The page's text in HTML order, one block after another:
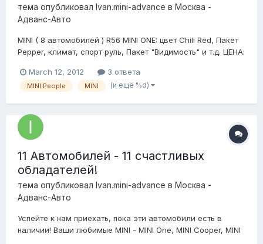
тема опубликовал Ivan.mini-advance в Москва -
Адванс-Авто
MINI ( 8 автомобилей ) R56 MINI ONE: цвет Chili Red, Пакет
Pepper, климат, спорт руль, Пакет "Видимость" и т.д. ЦЕНА:
Пакет Pepper, Пакет "Видимость", Биксеноновые фары,
задний датчик парковки, Мультифункция рулевого колеса
March 12, 2012 3 ответа
MINI People MINI (и ещё %d)
11 Автомобилей - 11 счастливых
обладателей!
тема опубликовал Ivan.mini-advance в Москва -
Адванс-Авто
Успейте к нам приехать, пока эти автомобили есть в
наличии! Ваши любимые MINI - MINI One, MINI Cooper, MINI